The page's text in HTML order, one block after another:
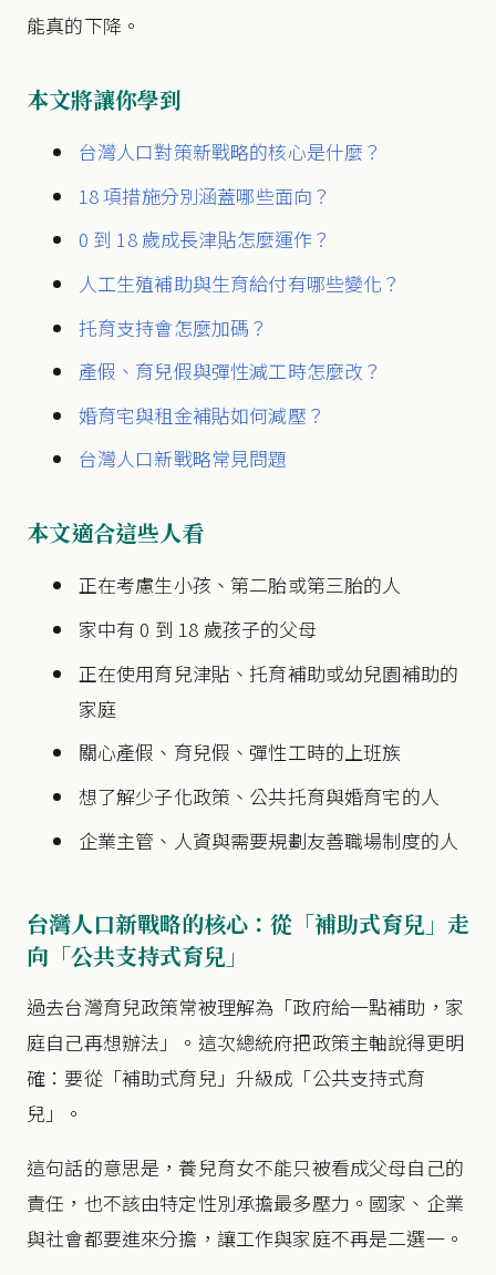
能真的下降。
本文將讓你學到
台灣人口對策新戰略的核心是什麼？
18 項措施分別涵蓋哪些面向？
0 到 18 歲成長津貼怎麼運作？
人工生殖補助與生育給付有哪些變化？
托育支持會怎麼加碼？
產假、育兒假與彈性減工時怎麼改？
婚育宅與租金補貼如何減壓？
台灣人口新戰略常見問題
本文適合這些人看
正在考慮生小孩、第二胎或第三胎的人
家中有 0 到 18 歲孩子的父母
正在使用育兒津貼、托育補助或幼兒園補助的
家庭
關心產假、育兒假、彈性工時的上班族
想了解少子化政策、公共托育與婚育宅的人
企業主管、人資與需要規劃友善職場制度的人
台灣人口新戰略的核心：從「補助式育兒」走
向「公共支持式育兒」
過去台灣育兒政策常被理解為「政府給一點補助，家
庭自己再想辦法」。這次總統府把政策主軸說得更明
確：要從「補助式育兒」升級成「公共支持式育
兒」。
這句話的意思是，養兒育女不能只被看成父母自己的
責任，也不該由特定性別承擔最多壓力。國家、企業
與社會都要進來分擔，讓工作與家庭不再是二選一。